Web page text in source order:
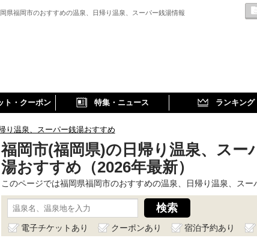
県福岡市のおすすめの温泉、日帰り温泉、スーパー銭湯情報
ト・クーポン 特集・ニュース ランキング
り温泉、スーパー銭湯おすすめ
福岡市(福岡県)の日帰り温泉、スー
湯おすすめ（2026年最新）
このページでは福岡県福岡市のおすすめの温泉、日帰り温泉、スー
電子チケットあり クーポンあり 宿泊予約あり